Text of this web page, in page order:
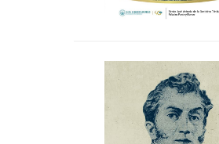
Antonio Amador José
Nariño y Bernardo
Álvarez del Casal